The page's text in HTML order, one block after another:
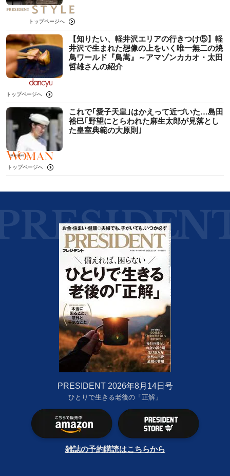
トップページへ
【知りたい、軽井沢エリアの行きつけ⑤】軽
井沢で生まれた想像の上をいく唯一無二の焼
鳥ワールド『鳥嵩』～アマゾンカカオ・太田
哲雄さんの紹介
トップページへ
これで｢愛子天皇｣はかえって近づいた…島田
裕巳｢野望にとらわれた麻生太郎が見落とし
た皇室典範の大原則｣
トップページへ
PRESIDENT 2026年8月14日号
ひとりで生きる老後の「正解」
雑誌の予約購読はこちらから